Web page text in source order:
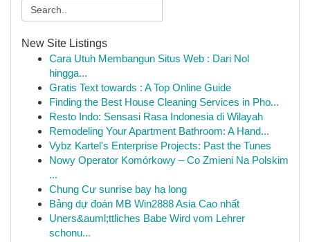
New Site Listings
Cara Utuh Membangun Situs Web : Dari Nol
hingga...
Gratis Text towards : A Top Online Guide
Finding the Best House Cleaning Services in Pho...
Resto Indo: Sensasi Rasa Indonesia di Wilayah
Remodeling Your Apartment Bathroom: A Hand...
Vybz Kartel's Enterprise Projects: Past the Tunes
Nowy Operator Komórkowy – Co Zmieni Na Polskim
...
Chung Cư sunrise bay hạ long
Bảng dự đoán MB Win2888 Asia Cao nhất
Uners&auml;ttliches Babe Wird vom Lehrer
schonu...